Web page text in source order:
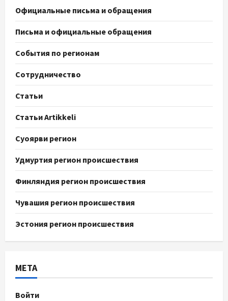
Официальные письма и обращения
Письма и официальные обращения
События по регионам
Сотрудничество
Статьи
Статьи Artikkeli
Суоярви регион
Удмуртия регион происшествия
Финляндия регион происшествия
Чувашия регион происшествия
Эстония регион происшествия
МЕТА
Войти